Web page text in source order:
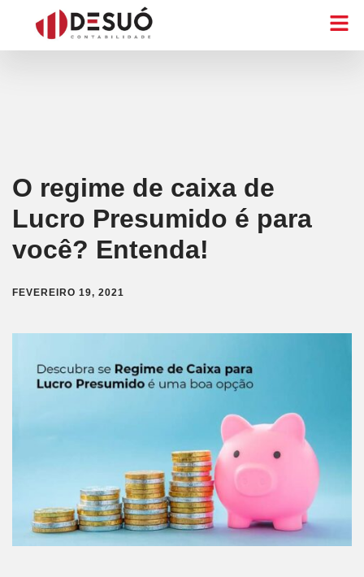
O regime de caixa de
Lucro Presumido é para
você? Entenda!
FEVEREIRO 19, 2021